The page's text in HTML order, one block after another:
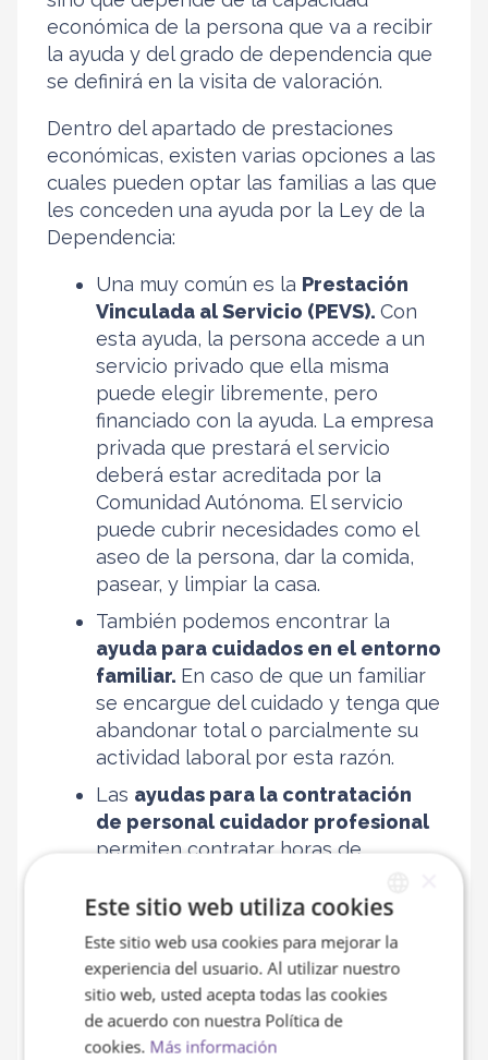
económica de la persona que va a recibir
la ayuda y del grado de dependencia que
se definirá en la visita de valoración.
Dentro del apartado de prestaciones
económicas, existen varias opciones a las
cuales pueden optar las familias a las que
les conceden una ayuda por la Ley de la
Dependencia:
Una muy común es la Prestación
Vinculada al Servicio (PEVS). Con
esta ayuda, la persona accede a un
servicio privado que ella misma
puede elegir libremente, pero
financiado con la ayuda. La empresa
privada que prestará el servicio
deberá estar acreditada por la
Comunidad Autónoma. El servicio
puede cubrir necesidades como el
aseo de la persona, dar la comida,
pasear, y limpiar la casa.
También podemos encontrar la
ayuda para cuidados en el entorno
familiar. En caso de que un familiar
se encargue del cuidado y tenga que
abandonar total o parcialmente su
actividad laboral por esta razón.
Las ayudas para la contratación
de personal cuidador profesional
permiten contratar horas de
la autonomía. Para ello, el cuidador
debe ser profesional y debe estar
dado de alta en la Seguridad Social.
Servicios de la Ley de la
SPANISH
ENGLISH
Este sitio web utiliza cookies
Este sitio web usa cookies para mejorar la
experiencia del usuario. Al utilizar nuestro
sitio web, usted acepta todas las cookies
de acuerdo con nuestra Política de
cookies. Más información